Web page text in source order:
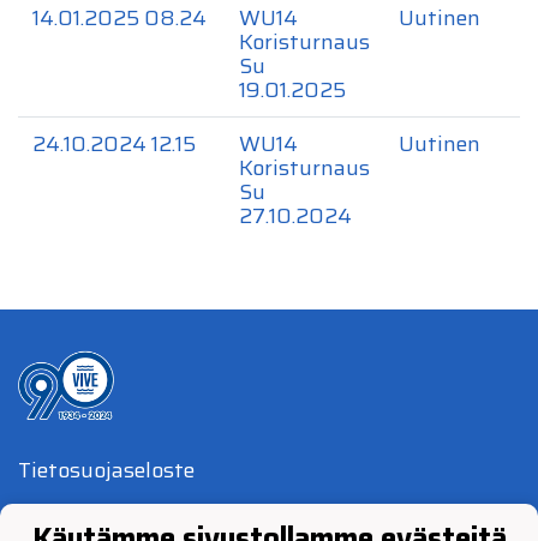
14.01.2025 08.24 WU14
Koristurnaus
Su
19.01.2025
Uutinen
24.10.2024 12.15 WU14
Koristurnaus
Su
27.10.2024
Uutinen
Tietosuojaseloste
© Vimpelin Veto 2024